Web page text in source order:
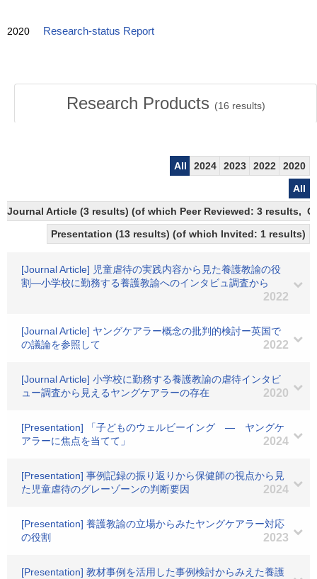
2020 Research-status Report
Research Products (16 results)
All 2024 2023 2022
2020
All
Journal Article (3 results) (of which Peer Reviewed: 3 results,
Presentation (13 results) (of which Invited: 1 results)
[Journal Article] 児童虐待の実践内容から見た養護教諭の役
割―小学校に勤務する養護教諭へのインタビュ調査から
2022
[Journal Article] ヤングケアラー概念の批判的検討ー英国で
の議論を参照して
2022
[Journal Article] 小学校に勤務する養護教諭の虐待インタビ
ュー調査から見えるヤングケアラーの存在
2020
[Presentation] 「子どものウェルビーイング ― ヤングケ
アラーに焦点を当てて」
2024
[Presentation] 事例記録の振り返りから保健師の視点から見
た児童虐待のグレーゾーンの判断要因
2024
[Presentation] 養護教諭の立場からみたヤングケアラー対応
の役割
2023
[Presentation] 教材事例を活用した事例検討からみえた養護